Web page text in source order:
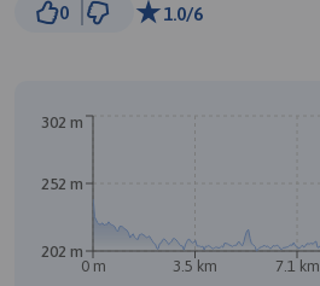
0 1.0/6
0 m 3.5 km 7.1 km
202 m
252 m
302 m